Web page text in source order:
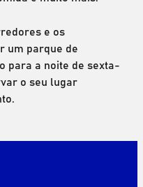
e os
um parque de
para a noite de sexta-
o seu lugar